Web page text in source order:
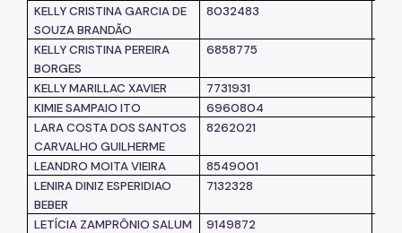
KELLY CRISTINA GARCIA DE
SOUZA BRANDÃO
8032483
KELLY CRISTINA PEREIRA
BORGES
6858775
KELLY MARILLAC XAVIER 7731931
KIMIE SAMPAIO ITO
6960804
LARA COSTA DOS SANTOS
CARVALHO GUILHERME
8262021
LEANDRO MOITA VIEIRA 8549001
LENIRA DINIZ ESPERIDIAO
BEBER
7132328
LETÍCIA ZAMPRÔNIO SALUM 9149872